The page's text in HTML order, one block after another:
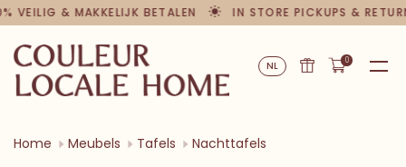
VEILIG & MAKKELIJK BETALEN IN STORE PICKUPS &
NL 0
Home Meubels Tafels Nachttafels